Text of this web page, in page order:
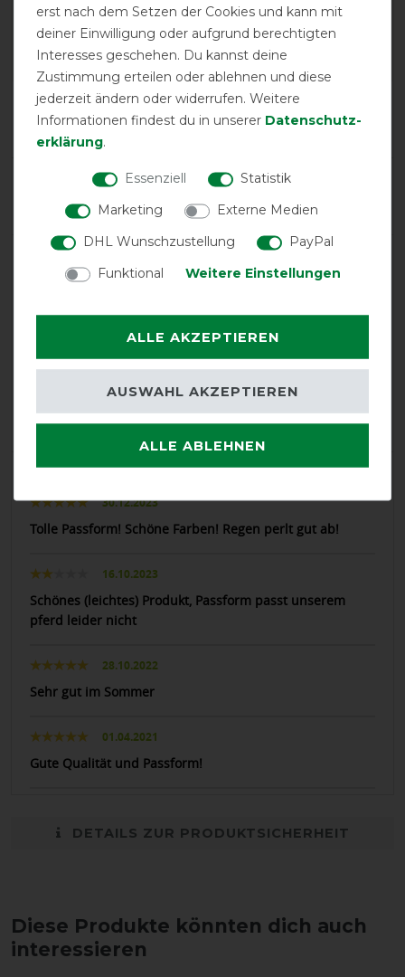
Horseware Mio Stable Sheet
Product Reviews
4
Product Rating
4.3/5
product experience
calculated from 4 customer reviews
Positive
75%
0%
Negative
25%
30.12.2023
Tolle Passform! Schöne Farben! Regen perlt gut ab!
16.10.2023
Schönes (leichtes) Produkt, Passform passt unserem
pferd leider nicht
28.10.2022
Sehr gut im Sommer
01.04.2021
Gute Qualität und Passform!
DETAILS ZUR PRODUKTSICHERHEIT
Diese Produkte könnten dich auch
interessieren
erst nach dem Setzen der Cookies und kann mit
deiner Einwilligung oder aufgrund berechtigten
Interesses geschehen. Du kannst deine
Zustimmung erteilen oder ablehnen und diese
jederzeit ändern oder widerrufen. Weitere
Informationen findest du in unserer Daten­schutz­
erklärung.
Essenziell
Statistik
Marketing
Externe Medien
DHL Wunschzustellung
PayPal
Funktional
Weitere Einstellungen
ALLE AKZEPTIEREN
ALLE ABLEHNEN
AUSWAHL AKZEPTIEREN